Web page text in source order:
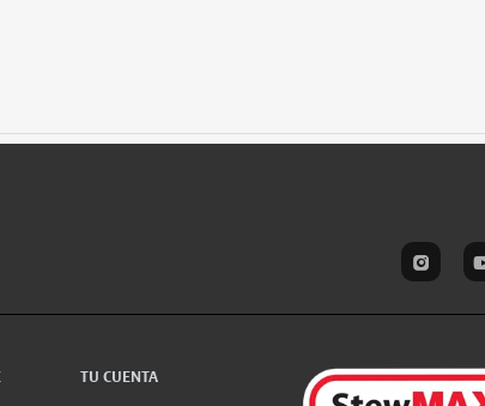
TU CUENTA